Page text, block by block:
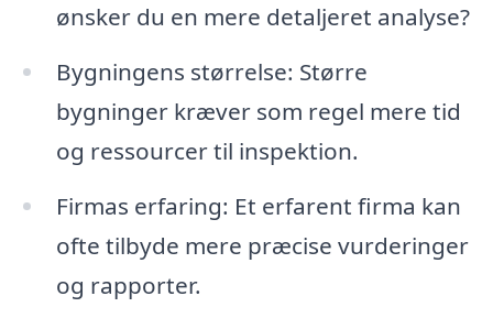
ønsker du en mere detaljeret analyse?
Bygningens størrelse: Større
bygninger kræver som regel mere tid
og ressourcer til inspektion.
Firmas erfaring: Et erfarent firma kan
ofte tilbyde mere præcise vurderinger
og rapporter.